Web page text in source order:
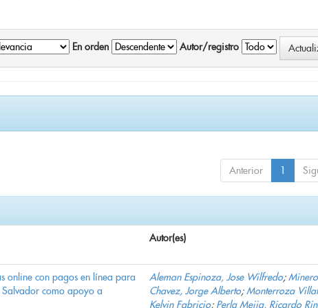
En orden Autor/registro
Anterior 1
Autor(es)
online con pagos en línea para
Salvador como apoyo a
Aleman Espinoza, Jose Wilfredo;Minero
Chavez, Jorge Alberto;Monterroza
Kelvin Fabricio; Perla Mejia, Ricardo